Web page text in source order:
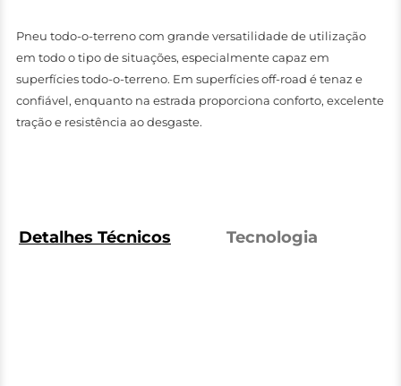
Pneu todo-o-terreno com grande versatilidade de utilização
em todo o tipo de situações, especialmente capaz em
superfícies todo-o-terreno. Em superfícies off-road é tenaz e
confiável, enquanto na estrada proporciona conforto, excelente
tração e resistência ao desgaste.
Detalhes Técnicos Tecnologia